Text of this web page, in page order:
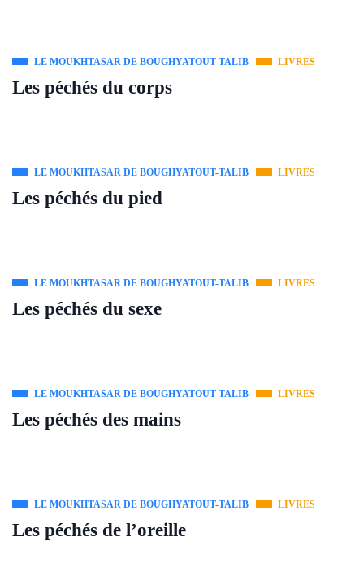
LE MOUKHTASAR DE BOUGHYATOUT-TALIB LIVRES
Les péchés du corps
LE MOUKHTASAR DE BOUGHYATOUT-TALIB LIVRES
Les péchés du pied
LE MOUKHTASAR DE BOUGHYATOUT-TALIB LIVRES
Les péchés du sexe
LE MOUKHTASAR DE BOUGHYATOUT-TALIB LIVRES
Les péchés des mains
LE MOUKHTASAR DE BOUGHYATOUT-TALIB LIVRES
Les péchés de l’oreille